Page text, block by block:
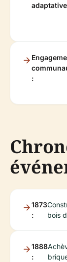
:
1873
:
bois
1888
: